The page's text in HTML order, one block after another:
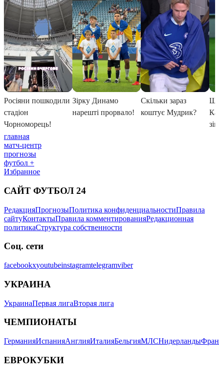
главная
матч-центр
прогнозы
футбол +
Избранное
САЙТ ФУТБОЛ 24
РедакцияПрогнозыПолитика конфиденциальностиПравила
сайтуКонтактыПравила комментированияРедакционная
политикаСтруктура собственности
Соц. сети
facebookxyoutubeinstagramtelegramviber
УКРАИНА
УкраинаПервая лигаВторая лига
ЧЕМПИОНАТЫ
ГерманияИспанияАнглияИталияБельгияМЛСНидерланды
ЕВРОКУБКИ